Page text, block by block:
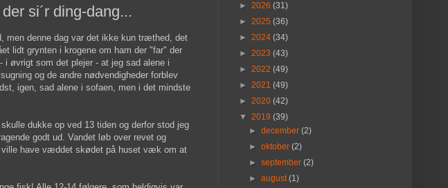
si´r ding-dang...
men denne dag var det ikke kun træthed, det
lidt grynten i krogene om ham der "far" der
i øvrigt som det plejer - at jeg sad alene i
og de andre nødvendigheder forblev
igen, sad alene i sofaen, men i det mindste
dukke op ved 13 tiden og derfor stod jeg
godt ud. Vandet løb over revet og
ville have væddet skødet på huset væk om at
► 2026 (31)
► 2025 (36)
► 2024 (34)
► 2023 (43)
► 2022 (49)
► 2021 (49)
► 2020 (42)
▼ 2019 (39)
►december(2)
►oktober(2)
►september(2)
►august(1)